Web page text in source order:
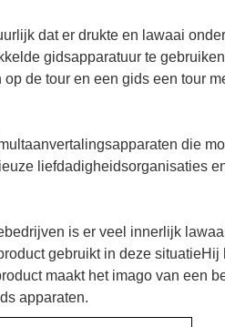
dat er drukte en lawaai
gidsapparatuur te
de tour en een gids een tour
die
liefdadigheidsorganisaties
is er veel innerlijk
gebruikt in deze
maakt het imago van een
apparaten.